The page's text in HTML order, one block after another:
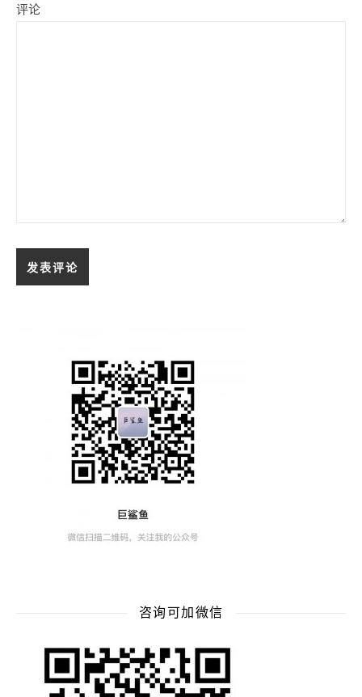
评论
咨询可加微信